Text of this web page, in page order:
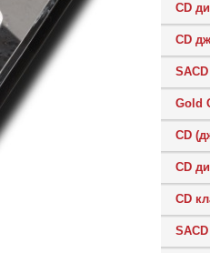
CD
CD
Gold
CD
CD
CD